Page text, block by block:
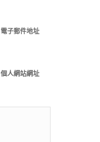
電子郵件地址
個人網站網址